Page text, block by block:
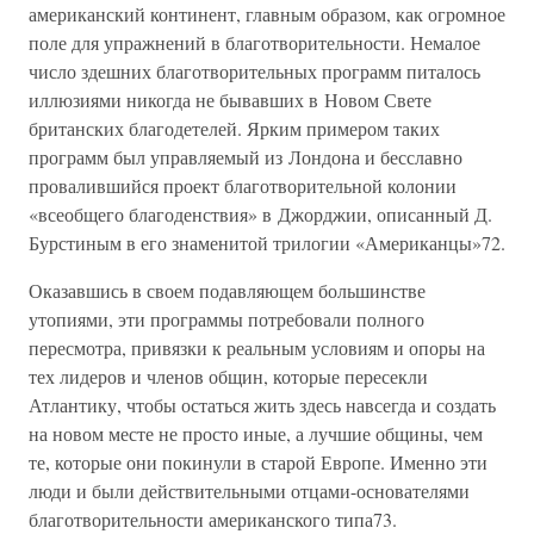
американский континент, главным образом, как огромное
поле для упражнений в благотворительности. Немалое
число здешних благотворительных программ питалось
иллюзиями никогда не бывавших в Новом Свете
британских благодетелей. Ярким примером таких
программ был управляемый из Лондона и бесславно
провалившийся проект благотворительной колонии
«всеобщего благоденствия» в Джорджии, описанный Д.
Бурстиным в его знаменитой трилогии «Американцы»72.
Оказавшись в своем подавляющем большинстве
утопиями, эти программы потребовали полного
пересмотра, привязки к реальным условиям и опоры на
тех лидеров и членов общин, которые пересекли
Атлантику, чтобы остаться жить здесь навсегда и создать
на новом месте не просто иные, а лучшие общины, чем
те, которые они покинули в старой Европе. Именно эти
люди и были действительными отцами-основателями
благотворительности американского типа73.